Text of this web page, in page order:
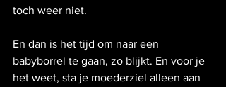
toch weer niet.
En dan is het tijd om naar een
babyborrel te gaan, zo blijkt. En voor je
het weet, sta je moederziel alleen aan